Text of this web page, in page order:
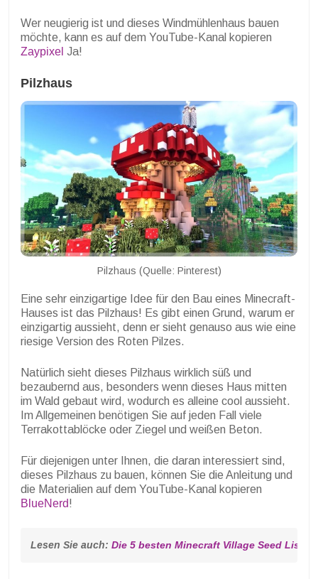
Wer neugierig ist und dieses Windmühlenhaus bauen
möchte, kann es auf dem YouTube-Kanal kopieren
Zaypixel Ja!
Pilzhaus
Pilzhaus (Quelle: Pinterest)
Eine sehr einzigartige Idee für den Bau eines Minecraft-
Hauses ist das Pilzhaus! Es gibt einen Grund, warum er
einzigartig aussieht, denn er sieht genauso aus wie eine
riesige Version des Roten Pilzes.
Natürlich sieht dieses Pilzhaus wirklich süß und
bezaubernd aus, besonders wenn dieses Haus mitten
im Wald gebaut wird, wodurch es alleine cool aussieht.
Im Allgemeinen benötigen Sie auf jeden Fall viele
Terrakottablöcke oder Ziegel und weißen Beton.
Für diejenigen unter Ihnen, die daran interessiert sind,
dieses Pilzhaus zu bauen, können Sie die Anleitung und
die Materialien auf dem YouTube-Kanal kopieren
BlueNerd!
Lesen Sie auch: Die 5 besten Minecraft Village Seed List